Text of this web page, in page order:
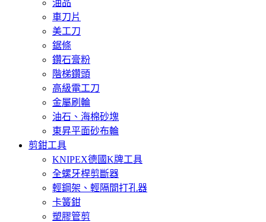
油品
車刀片
美工刀
鋸條
鑽石膏粉
階梯鑽頭
高級電工刀
金屬刷輪
油石、海棉砂塊
東昇平面砂布輪
剪鉗工具
KNIPEX德國K牌工具
全螺牙桿剪斷器
輕鋼架、輕隔間打孔器
卡簧鉗
塑膠管剪